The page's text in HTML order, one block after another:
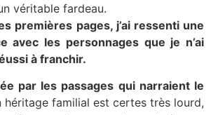
véritable fardeau.
premières pages, j’ai ressenti une
avec les personnages que je n’ai
à franchir.
par les passages qui narraient le
héritage familial est certes très lourd,